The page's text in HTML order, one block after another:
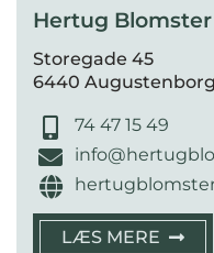
Hertug Blomster
Storegade 45
6440 Augustenborg
74 47 15 49
LÆS MERE